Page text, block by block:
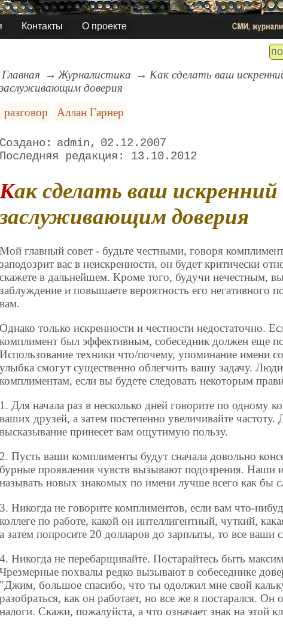
Контакты О проекте
Главная Журналистика
Как сделать ваш
заслуживающим доверия
разговор
Аллан Гарнер
admin
02.12.2007
13.10.2012
Как сделать ваш искренний комплимент
заслуживающим доверия
Мой главный совет - будьте честными, говоря
заподозрит вас в неискренности, он будет критически
скажете в дальнейшем. Кроме того, будучи нечестным,
заблуждение и повышаете вероятность его негативного
вам.
Однако только искренности и честности недостаточно.
комплимент был эффективным, собеседник должен еще
Использование техники что/почему, упоминание имени
улыбка смогут существенно облегчить вашу задачу.
комплиментам, если вы будете следовать некоторым
1. Для начала раз в несколько дней говорите по одному
ваших друзей, а затем постепенно увеличивайте
высказывание принесет вам ощутимую пользу.
2. Пусть ваши комплименты будут сначала довольно
бурные проявления чувств вызывают подозрения. Наши
называть новых знакомых по имени лучше всего как бы
3. Никогда не говорите комплиментов, если вам что-
коллеге по работе, какой он интеллигентный, чуткий,
а затем попросите 20 долларов до зарплаты, то все ваши
4. Никогда не перебарщивайте. Постарайтесь быть
Чрезмерные похвалы редко вызывают в собеседнике
"Джим, большое спасибо, что ты одолжил мне свой
разобраться, как он работает, но все же я постарался. Он
налоги. Скажи, пожалуйста, а что означает знак на этой